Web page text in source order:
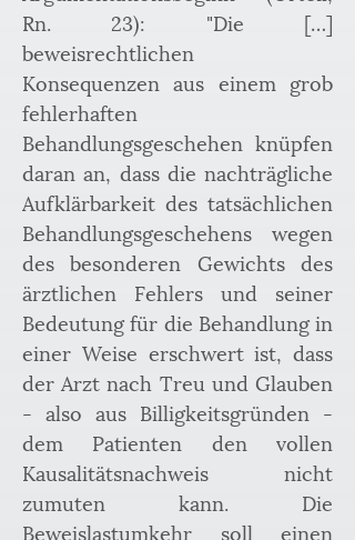
Rn. 23): "Die […]
beweisrechtlichen
Konsequenzen aus einem grob
fehlerhaften
Behandlungsgeschehen knüpfen
daran an, dass die nachträgliche
Aufklärbarkeit des tatsächlichen
Behandlungsgeschehens wegen
des besonderen Gewichts des
ärztlichen Fehlers und seiner
Bedeutung für die Behandlung in
einer Weise erschwert ist, dass
der Arzt nach Treu und Glauben
- also aus Billigkeitsgründen -
dem Patienten den vollen
Kausalitätsnachweis nicht
zumuten kann. Die
Beweislastumkehr soll einen